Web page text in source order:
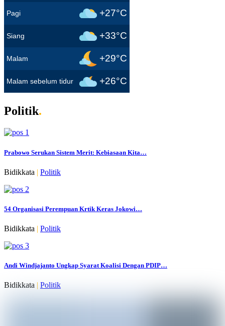
Pagi +27°C
Siang +33°C
Malam +29°C
Malam sebelum tidur +26°C
Politik.
Prabowo Serukan Sistem Merit: Kebiasaan Kita…
Bidikkata | Politik
54 Organisasi Perempuan Krtik Keras Jokowi…
Bidikkata | Politik
Andi Windjajanto Ungkap Syarat Koalisi Dengan PDIP…
Bidikkata | Politik